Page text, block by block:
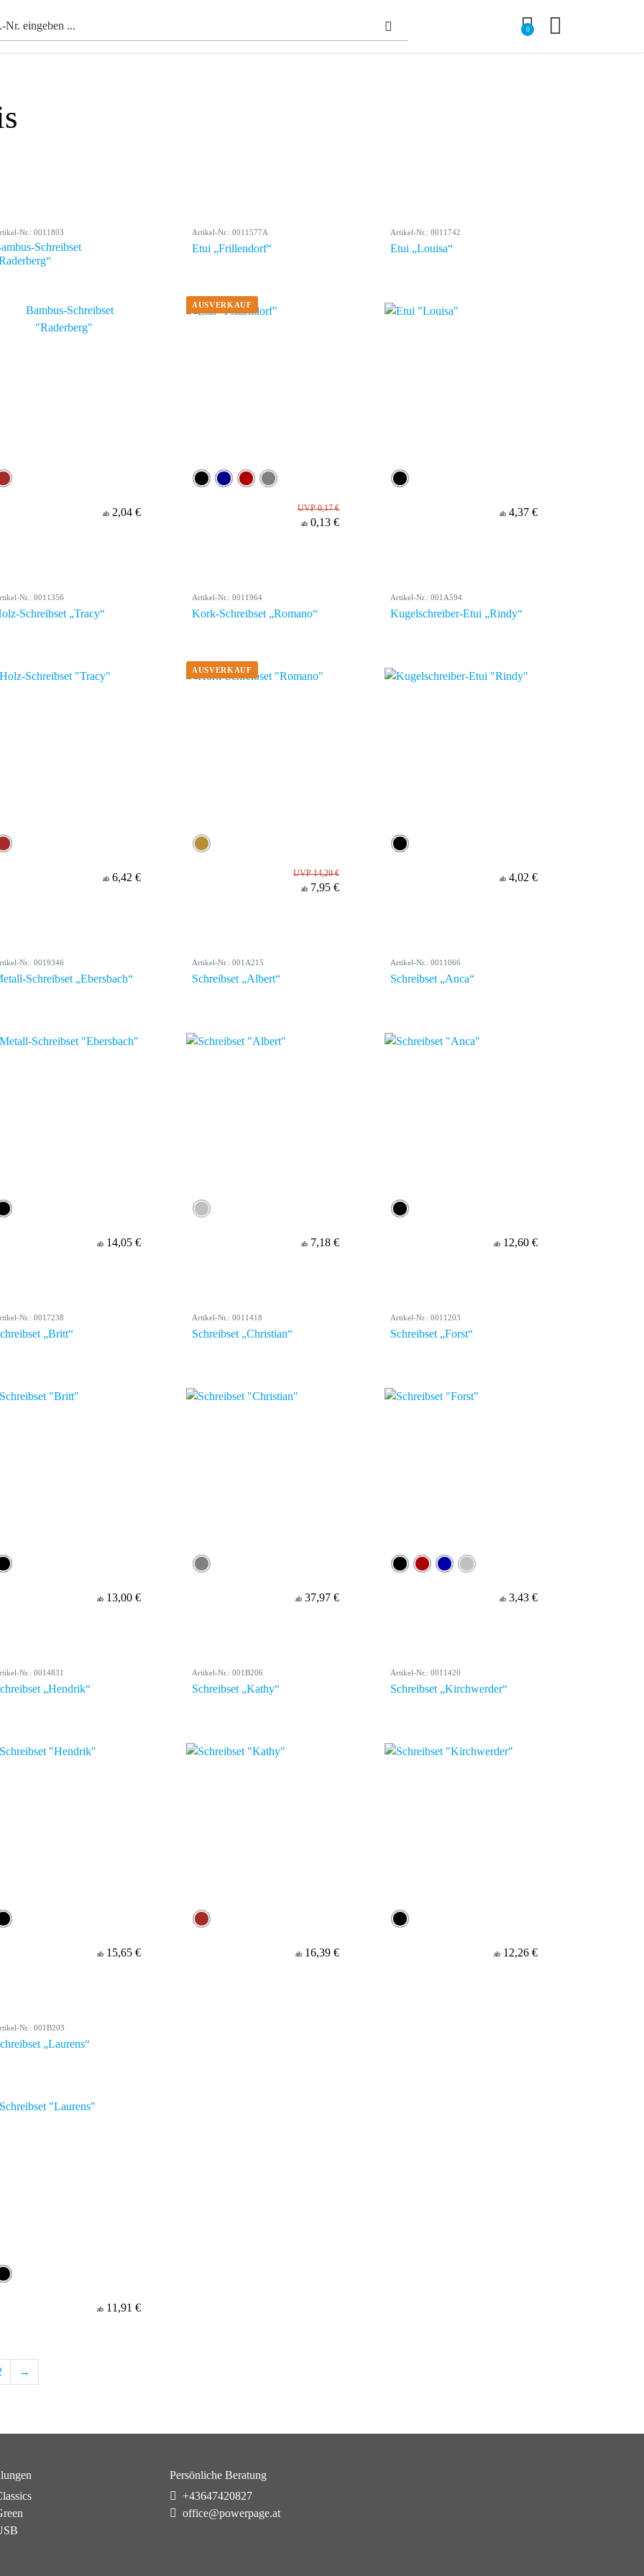
0
Nr.: 0011803
Schreibset
ab 2,04 €
Artikel-Nr.: 0011577A
Etui „Frillendorf“
UVP 0,17 €
ab 0,13 €
Artikel-Nr.: 0011742
Etui „Louisa“
ab 4,37 €
Nr.: 0011356
Schreibset „Tracy“
ab 6,42 €
Artikel-Nr.: 0011964
Kork-Schreibset „Romano“
UVP 14,29 €
ab 7,95 €
Artikel-Nr.: 001A594
Kugelschreiber-Etui „Rindy“
ab 4,02 €
Nr.: 0019346
Schreibset „Ebersbach“
ab 14,05 €
Artikel-Nr.: 001A215
Schreibset „Albert“
ab 7,18 €
Artikel-Nr.: 0011066
Schreibset „Anca“
ab 12,60 €
Nr.: 0017238
„Britt“
ab 13,00 €
Artikel-Nr.: 0011418
Schreibset „Christian“
ab 37,97 €
Artikel-Nr.: 0011203
Schreibset „Forst“
ab 3,43 €
Nr.: 0014831
„Hendrik“
ab 15,65 €
Artikel-Nr.: 001B206
Schreibset „Kathy“
ab 16,39 €
Artikel-Nr.: 0011420
Schreibset „Kirchwerder“
ab 12,26 €
Nr.: 001B203
„Laurens“
ab 11,91 €
→
Persönliche Beratung
+43647420827
office@powerpage.at